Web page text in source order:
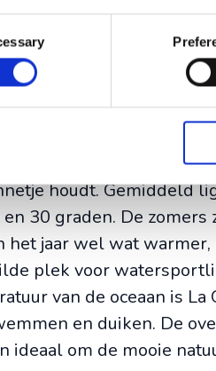
een
het gehele jaar door
houdt. Gemiddeld
30 graden. De zomers
jaar wel wat warmer,
plek voor
van de oceaan is La
en duiken. De
ideaal om de mooie